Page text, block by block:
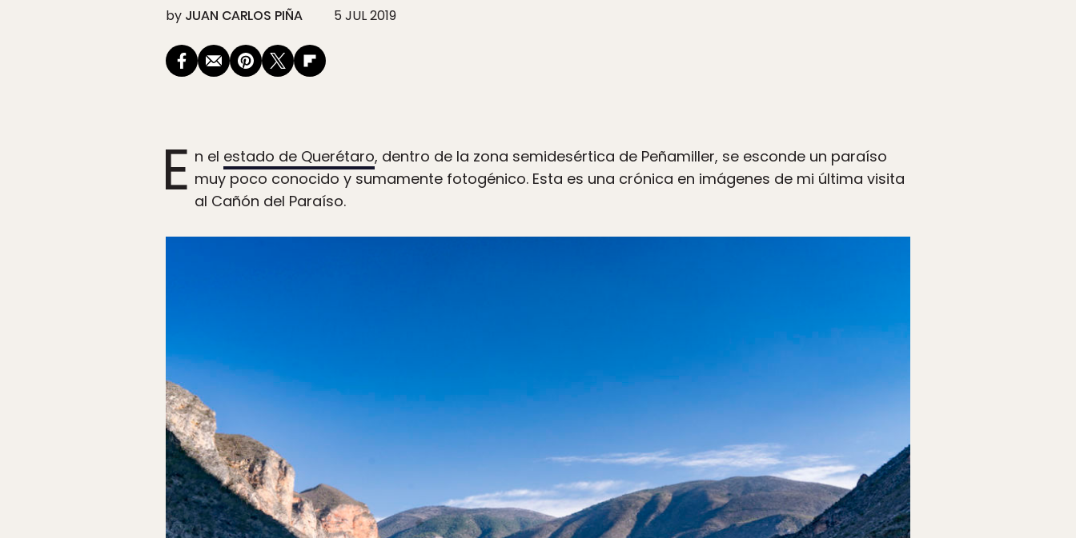
by JUAN CARLOS PIÑA 5 JUL 2019
E n el estado de Querétaro, dentro de la zona semidesértica de Peñamiller, se esconde un paraíso
muy poco conocido y sumamente fotogénico. Esta es una crónica en imágenes de mi última visita
al Cañón del Paraíso.